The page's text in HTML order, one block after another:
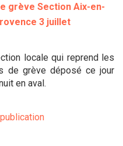
grève Section Aix-en-
3 juillet
locale qui reprend les
de grève déposé ce jour
en aval.